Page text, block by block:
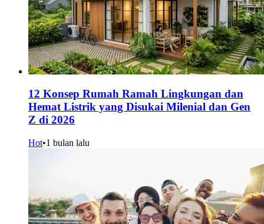
12 Konsep Rumah Ramah Lingkungan dan
Hemat Listrik yang Disukai Milenial dan Gen
Z di 2026
Hot•1 bulan lalu